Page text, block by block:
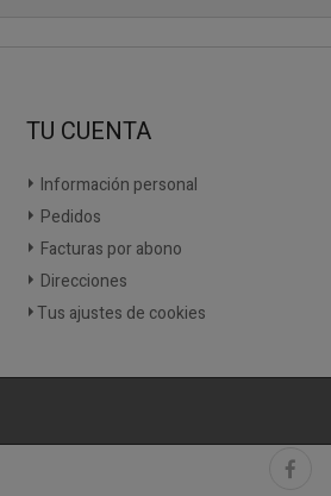
TU CUENTA
Información personal
Pedidos
Facturas por abono
Direcciones
Tus ajustes de cookies